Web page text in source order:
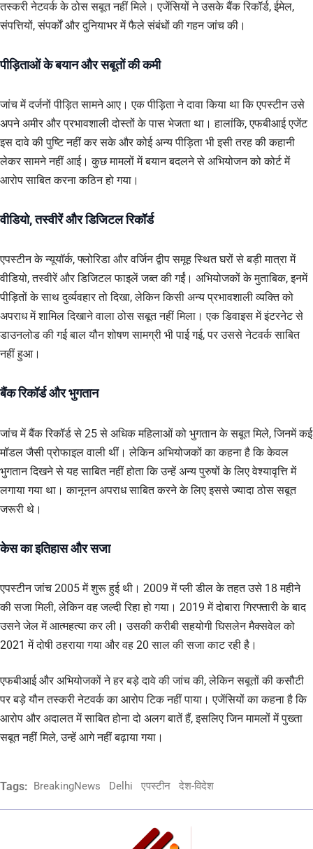
तस्करी नेटवर्क के ठोस सबूत नहीं मिले। एजेंसियों ने उसके बैंक रिकॉर्ड, ईमेल,
संपत्तियों, संपर्कों और दुनियाभर में फैले संबंधों की गहन जांच की।
पीड़िताओं के बयान और सबूतों की कमी
जांच में दर्जनों पीड़ित सामने आए। एक पीड़िता ने दावा किया था कि एपस्टीन उसे
अपने अमीर और प्रभावशाली दोस्तों के पास भेजता था। हालांकि, एफबीआई एजेंट
इस दावे की पुष्टि नहीं कर सके और कोई अन्य पीड़िता भी इसी तरह की कहानी
लेकर सामने नहीं आई। कुछ मामलों में बयान बदलने से अभियोजन को कोर्ट में
आरोप साबित करना कठिन हो गया।
वीडियो, तस्वीरें और डिजिटल रिकॉर्ड
एपस्टीन के न्यूयॉर्क, फ्लोरिडा और वर्जिन द्वीप समूह स्थित घरों से बड़ी मात्रा में
वीडियो, तस्वीरें और डिजिटल फाइलें जब्त की गईं। अभियोजकों के मुताबिक, इनमें
पीड़ितों के साथ दुर्व्यवहार तो दिखा, लेकिन किसी अन्य प्रभावशाली व्यक्ति को
अपराध में शामिल दिखाने वाला ठोस सबूत नहीं मिला। एक डिवाइस में इंटरनेट से
डाउनलोड की गई बाल यौन शोषण सामग्री भी पाई गई, पर उससे नेटवर्क साबित
नहीं हुआ।
बैंक रिकॉर्ड और भुगतान
जांच में बैंक रिकॉर्ड से 25 से अधिक महिलाओं को भुगतान के सबूत मिले, जिनमें कई
मॉडल जैसी प्रोफाइल वाली थीं। लेकिन अभियोजकों का कहना है कि केवल
भुगतान दिखने से यह साबित नहीं होता कि उन्हें अन्य पुरुषों के लिए वेश्यावृत्ति में
लगाया गया था। कानूनन अपराध साबित करने के लिए इससे ज्यादा ठोस सबूत
जरूरी थे।
केस का इतिहास और सजा
एपस्टीन जांच 2005 में शुरू हुई थी। 2009 में प्ली डील के तहत उसे 18 महीने
की सजा मिली, लेकिन वह जल्दी रिहा हो गया। 2019 में दोबारा गिरफ्तारी के बाद
उसने जेल में आत्महत्या कर ली। उसकी करीबी सहयोगी घिसलेन मैक्सवेल को
2021 में दोषी ठहराया गया और वह 20 साल की सजा काट रही है।
एफबीआई और अभियोजकों ने हर बड़े दावे की जांच की, लेकिन सबूतों की कसौटी
पर बड़े यौन तस्करी नेटवर्क का आरोप टिक नहीं पाया। एजेंसियों का कहना है कि
आरोप और अदालत में साबित होना दो अलग बातें हैं, इसलिए जिन मामलों में पुख्ता
सबूत नहीं मिले, उन्हें आगे नहीं बढ़ाया गया।
Tags: BreakingNews Delhi एपस्टीन देश-विदेश